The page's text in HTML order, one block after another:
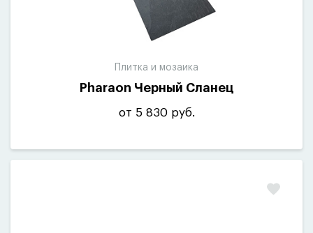
Плитка и мозаика
Pharaon Черный Сланец
от 5 830 руб.